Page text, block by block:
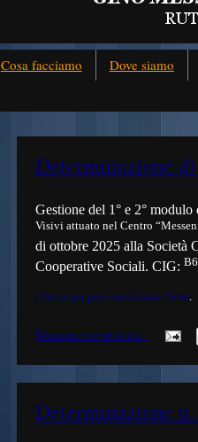
Cosa facciamo Dove siamo
Determinazione
Gestione del 1° e 2°
Visivi attuato nel Centro
di ottobre 2025 alla Società
Cooperative Sociali. CIG:
Clicca qui per visualizzare l'atto
Nessun commento:
Determinazione